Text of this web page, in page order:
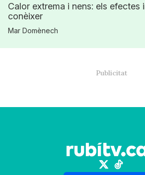
Calor extrema i nens: els efectes
conèixer
Mar Domènech